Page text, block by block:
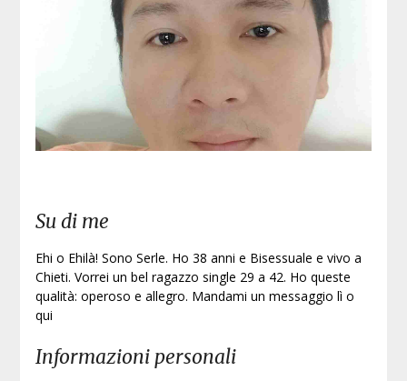
Su di me
Ehi o Ehilà! Sono Serle. Ho 38 anni e Bisessuale e vivo a
Chieti. Vorrei un bel ragazzo single 29 a 42. Ho queste
qualità: operoso e allegro. Mandami un messaggio lì o
qui
Informazioni personali